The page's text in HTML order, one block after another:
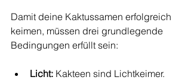
Damit deine Kaktussamen erfolgreich
keimen, müssen drei grundlegende
Bedingungen erfüllt sein:
Licht: Kakteen sind Lichtkeimer.